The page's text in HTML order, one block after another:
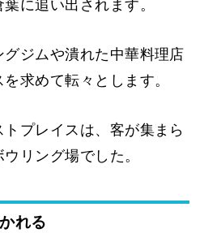
に追い出されます。
ジムや潰れた中華料理店
求めて転々とします。
プレイスは、客が集まら
リング場でした。
れる